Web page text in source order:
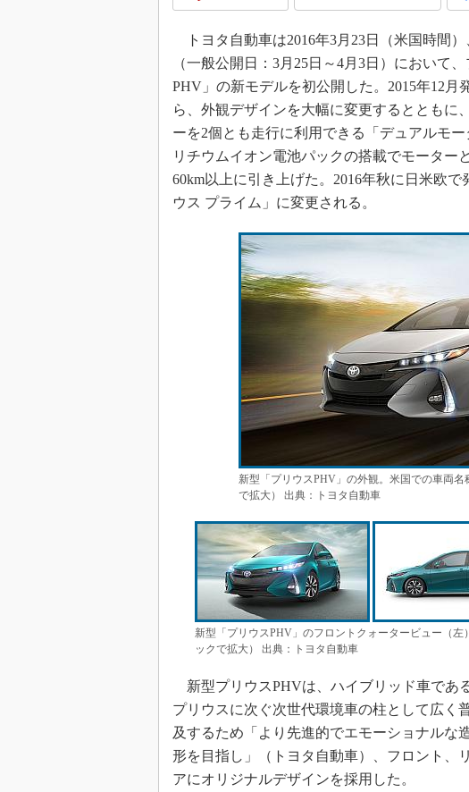
トヨタ自動車は2016年3月23日（米国時間）
（一般公開日：3月25日～4月3日）において
PHV」の新モデルを初公開した。2015年12
ら、外観デザインを大幅に変更するとともに
ーを2個とも走行に利用できる「デュアルモ
リチウムイオン電池パックの搭載でモーター
60km以上に引き上げた。2016年秋に日米欧
ウス プライム」に変更される。
新型「プリウスPHV」の外観。米国での車両
で拡大） 出典：トヨタ自動車
新型「プリウスPHV」のフロントクォータービュー（
ックで拡大） 出典：トヨタ自動車
新型プリウスPHVは、ハイブリッド車であ
プリウスに次ぐ次世代環境車の柱として広く
及するため「より先進的でエモーショナルな
形を目指し」（トヨタ自動車）、フロント、リ
アにオリジナルデザインを採用した。